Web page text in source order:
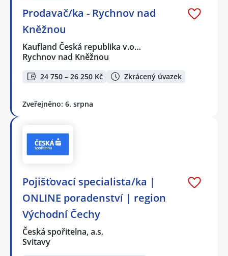
Prodavač/ka - Rychnov nad
Kněžnou
Kaufland Česká republika v.o…
Rychnov nad Kněžnou
24 750 – 26 250 Kč Zkrácený úvazek
Zveřejněno: 6. srpna
Pojišťovací specialista/ka |
ONLINE poradenství | region
Východní Čechy
Česká spořitelna, a.s.
Svitavy